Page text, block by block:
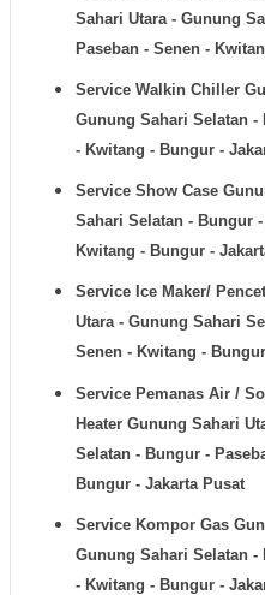
Sahari Utara - Gunung
Paseban - Senen -
Service Walkin Chiller
Gunung Sahari Selatan -
- Kwitang - Bungur -
Service Show Case
Sahari Selatan - Bungur
Kwitang - Bungur -
Service Ice Maker/
Utara - Gunung Sahari
Senen - Kwitang -
Service Pemanas Air /
Heater Gunung Sahari
Selatan - Bungur -
Bungur - Jakarta Pusat
Service Kompor Gas
Gunung Sahari Selatan -
- Kwitang - Bungur -